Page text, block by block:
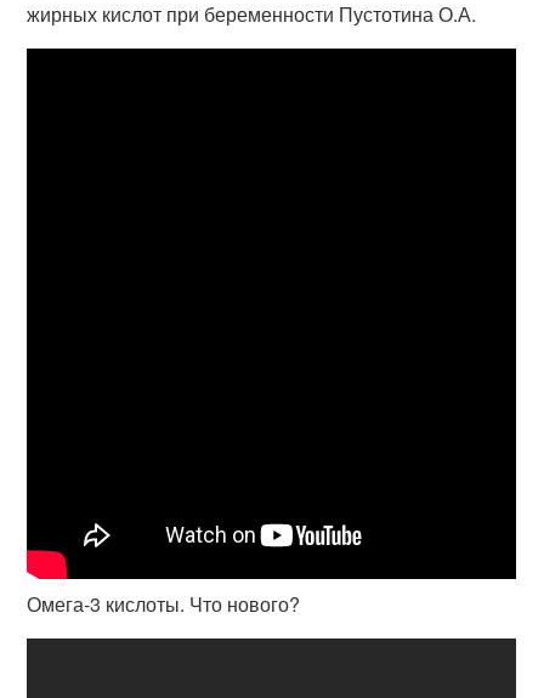
жирных кислот при беременности Пустотина О.А.
Омега-3 кислоты. Что нового?